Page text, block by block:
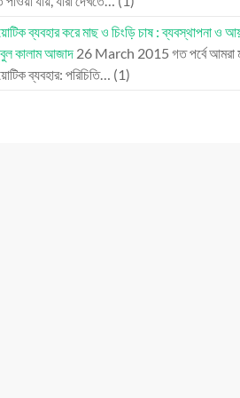
ব্যবহার করে মাছ ও চিংড়ি চাষ : ব্যবস্থাপনা ও
কালাম আজাদ 26 March 2015 গত পর্বে আমরা
ব্যবহার: পরিচিতি… (1)